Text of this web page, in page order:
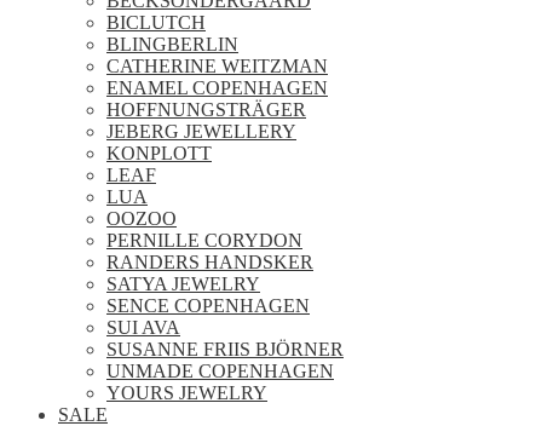
BICLUTCH
BLINGBERLIN
CATHERINE WEITZMAN
ENAMEL COPENHAGEN
HOFFNUNGSTRÄGER
JEBERG JEWELLERY
KONPLOTT
LEAF
LUA
OOZOO
PERNILLE CORYDON
RANDERS HANDSKER
SATYA JEWELRY
SENCE COPENHAGEN
SUI AVA
SUSANNE FRIIS BJÖRNER
UNMADE COPENHAGEN
YOURS JEWELRY
SALE